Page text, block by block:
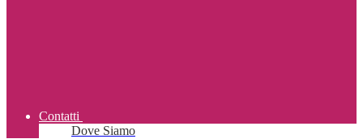
Contatti
Dove Siamo